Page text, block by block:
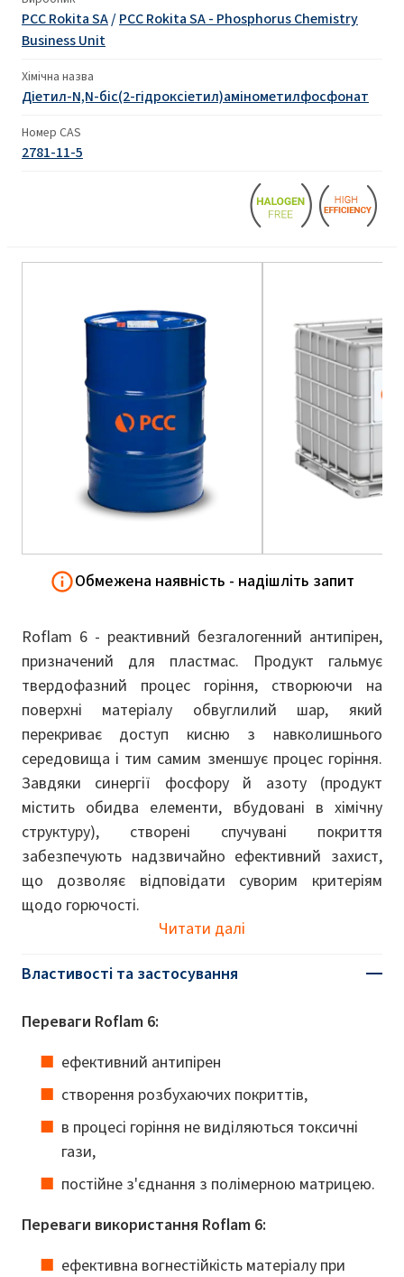
PCC Rokita SA/PCC Rokita SA - Phosphorus Chemistry
Business Unit
Хімічна назва
Діетил-N,N-біс(2-гідроксіетил)амінометилфосфонат
Номер CAS
2781-11-5
Обмежена наявність - надішліть запит
Roflam 6 - реактивний безгалогенний антипірен,
призначений для пластмас. Продукт гальмує
твердофазний процес горіння, створюючи на
поверхні матеріалу обвуглилий шар, який
перекриває доступ кисню з навколишнього
середовища і тим самим зменшує процес горіння.
Завдяки синергії фосфору й азоту (продукт
містить обидва елементи, вбудовані в хімічну
структуру), створені спучувані покриття
забезпечують надзвичайно ефективний захист,
що дозволяє відповідати суворим критеріям
щодо горючості.
Читати далі
Властивості та застосування
Переваги Roflam 6:
ефективний антипірен
створення розбухаючих покриттів,
в процесі горіння не виділяються токсичні
гази,
постійне з'єднання з полімерною матрицею.
Переваги використання Roflam 6:
ефективна вогнестійкість матеріалу при